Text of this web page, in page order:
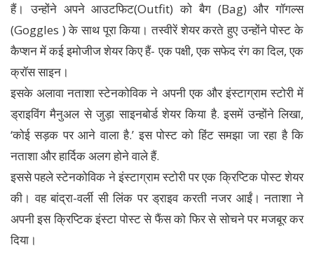
हैं। उन्होंने अपने आउटफिट(Outfit) को बैग (Bag) और गॉगल्स
(Goggles ) के साथ पूरा किया। तस्वीरें शेयर करते हुए उन्होंने पोस्ट के
कैप्शन में कई इमोजीज शेयर किए हैं- एक पक्षी, एक सफेद रंग का दिल, एक
क्रॉस साइन।
इसके अलावा नताशा स्टेनकोविक ने अपनी एक और इंस्टाग्राम स्टोरी में
ड्राइविंग मैनुअल से जुड़ा साइनबोर्ड शेयर किया है. इसमें उन्होंने लिखा,
‘कोई सड़क पर आने वाला है.’ इस पोस्ट को हिंट समझा जा रहा है कि
नताशा और हार्दिक अलग होने वाले हैं.
इससे पहले स्टेनकोविक ने इंस्टाग्राम स्टोरी पर एक क्रिप्टिक पोस्ट शेयर
की। वह बांद्रा-वर्ली सी लिंक पर ड्राइव करती नजर आईं। नताशा ने
अपनी इस क्रिप्टिक इंस्टा पोस्ट से फैंस को फिर से सोचने पर मजबूर कर
दिया।